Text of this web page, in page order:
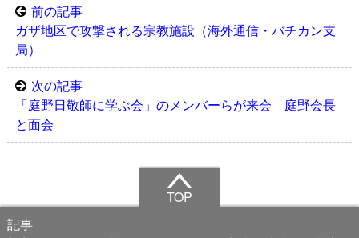
前の記事
ガザ地区で攻撃される宗教施設（海外通信・バチカン支
局）
次の記事
「庭野日敬師に学ぶ会」のメンバーらが来会 庭野会長
と面会
TOP
記事